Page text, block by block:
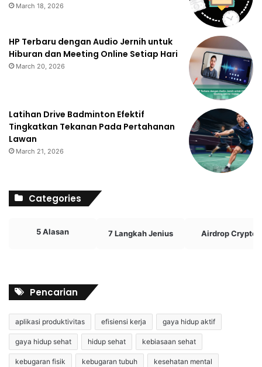
March 18, 2026
HP Terbaru dengan Audio Jernih untuk
Hiburan dan Meeting Online Setiap Hari
March 20, 2026
Latihan Drive Badminton Efektif
Tingkatkan Tekanan Pada Pertahanan
Lawan
March 21, 2026
Categories
5 Alasan 7 Langkah Jenius Airdrop Crypto
Pencarian
aplikasi produktivitas efisiensi kerja gaya hidup aktif
gaya hidup sehat hidup sehat kebiasaan sehat
kebugaran fisik kebugaran tubuh kesehatan mental